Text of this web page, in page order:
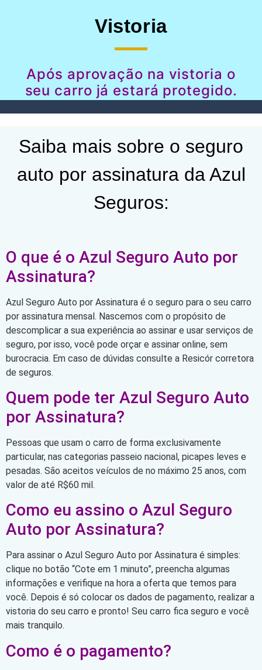
Vistoria
Após aprovação na vistoria o
seu carro já estará protegido.
Saiba mais sobre o seguro
auto por assinatura da Azul
Seguros:
O que é o Azul Seguro Auto por
Assinatura?
Azul Seguro Auto por Assinatura é o seguro para o seu carro
por assinatura mensal. Nascemos com o propósito de
descomplicar a sua experiência ao assinar e usar serviços de
seguro, por isso, você pode orçar e assinar online, sem
burocracia. Em caso de dúvidas consulte a Resicór corretora
de seguros.
Quem pode ter Azul Seguro Auto
por Assinatura?
Pessoas que usam o carro de forma exclusivamente
particular, nas categorias passeio nacional, picapes leves e
pesadas. São aceitos veículos de no máximo 25 anos, com
valor de até R$60 mil.
Como eu assino o Azul Seguro
Auto por Assinatura?
Para assinar o Azul Seguro Auto por Assinatura é simples:
clique no botão “Cote em 1 minuto”, preencha algumas
informações e verifique na hora a oferta que temos para
você. Depois é só colocar os dados de pagamento, realizar a
vistoria do seu carro e pronto! Seu carro fica seguro e você
mais tranquilo.
Como é o pagamento?